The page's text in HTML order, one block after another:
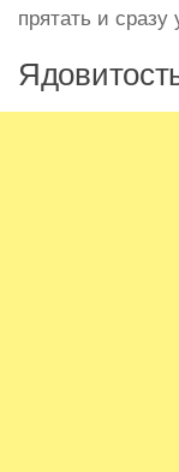
прятать и сразу